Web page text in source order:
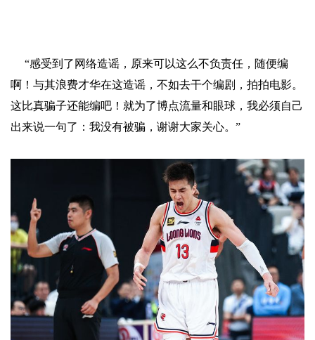
“感受到了网络造谣，原来可以这么不负责任，随便编
啊！与其浪费才华在这造谣，不如去干个编剧，拍拍电影。
这比真骗子还能编吧！就为了博点流量和眼球，我必须自己
出来说一句了：我没有被骗，谢谢大家关心。”